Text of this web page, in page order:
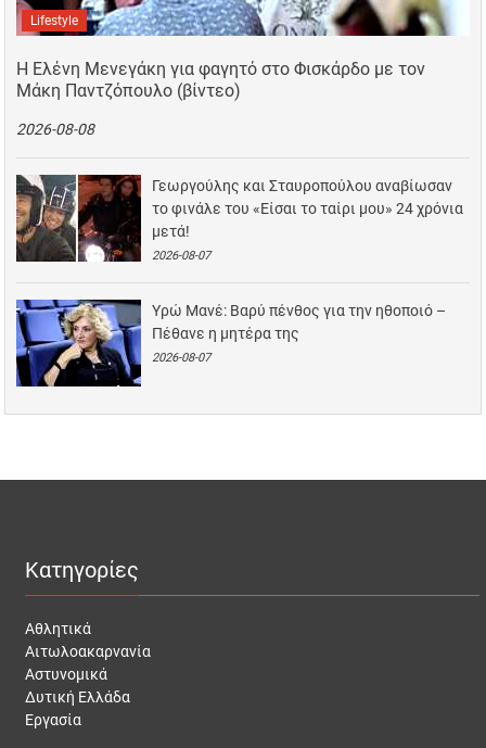
Lifestyle
Η Ελένη Μενεγάκη για φαγητό στο Φισκάρδο με τον
Μάκη Παντζόπουλο (βίντεο)
2026-08-08
Γεωργούλης και Σταυροπούλου αναβίωσαν
το φινάλε του «Είσαι το ταίρι μου» 24 χρόνια
μετά!
2026-08-07
Υρώ Μανέ: Βαρύ πένθος για την ηθοποιό –
Πέθανε η μητέρα της
2026-08-07
Κατηγορίες
Αθλητικά
Αιτωλοακαρνανία
Αστυνομικά
Δυτική Ελλάδα
Εργασία